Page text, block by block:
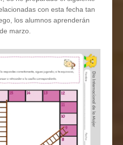
con esta fecha tan
los alumnos aprenderán
marzo.